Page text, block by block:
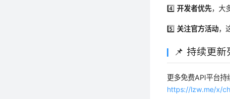
4️⃣开发者优先，大
5️⃣关注官方活动，
📌 持续更新
更多免费API平台持
https://lzw.me/x/